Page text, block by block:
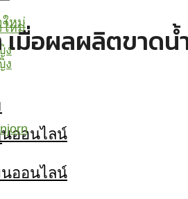
ใหม่
ง
นออนไลน์
หม่
ง
นออนไลน์
มื่อผลผลิตขาดน้